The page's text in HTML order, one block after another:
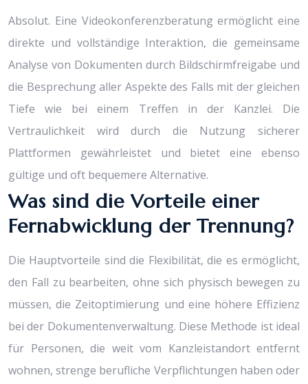
Absolut. Eine Videokonferenzberatung ermöglicht eine
direkte und vollständige Interaktion, die gemeinsame
Analyse von Dokumenten durch Bildschirmfreigabe und
die Besprechung aller Aspekte des Falls mit der gleichen
Tiefe wie bei einem Treffen in der Kanzlei. Die
Vertraulichkeit wird durch die Nutzung sicherer
Plattformen gewährleistet und bietet eine ebenso
gültige und oft bequemere Alternative.
Was sind die Vorteile einer
Fernabwicklung der Trennung?
Die Hauptvorteile sind die Flexibilität, die es ermöglicht,
den Fall zu bearbeiten, ohne sich physisch bewegen zu
müssen, die Zeitoptimierung und eine höhere Effizienz
bei der Dokumentenverwaltung. Diese Methode ist ideal
für Personen, die weit vom Kanzleistandort entfernt
wohnen, strenge berufliche Verpflichtungen haben oder